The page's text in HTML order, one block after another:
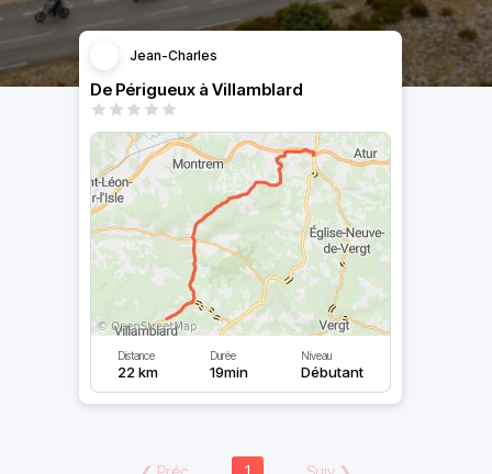
Jean-Charles
De Périgueux à Villamblard
Distance
22 km
Durée
19min
Niveau
Débutant